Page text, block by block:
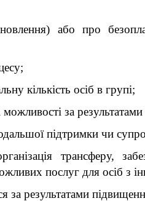
або про
кількість осіб в групі;
можливості за
підтримки чи
трансферу,
послуг для осіб з
за результатами